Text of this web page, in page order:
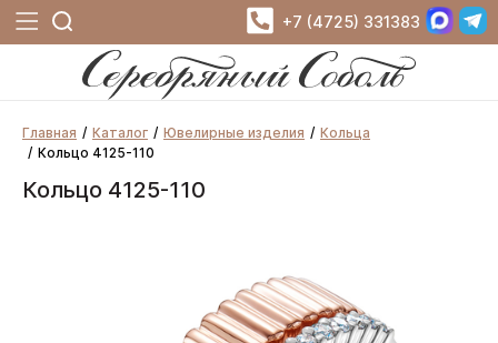
+7 (4725) 331383
Главная Каталог Ювелирные изделия
Кольца
Кольцо 4125-110
Кольцо 4125-110